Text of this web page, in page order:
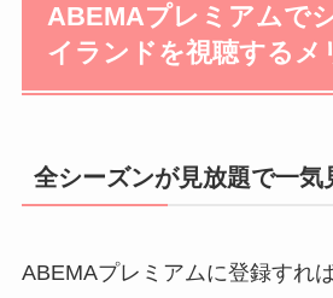
ABEMAプレミアムで
イランドを視聴するメ
全シーズンが見放題で一気
ABEMAプレミアムに登録すれ